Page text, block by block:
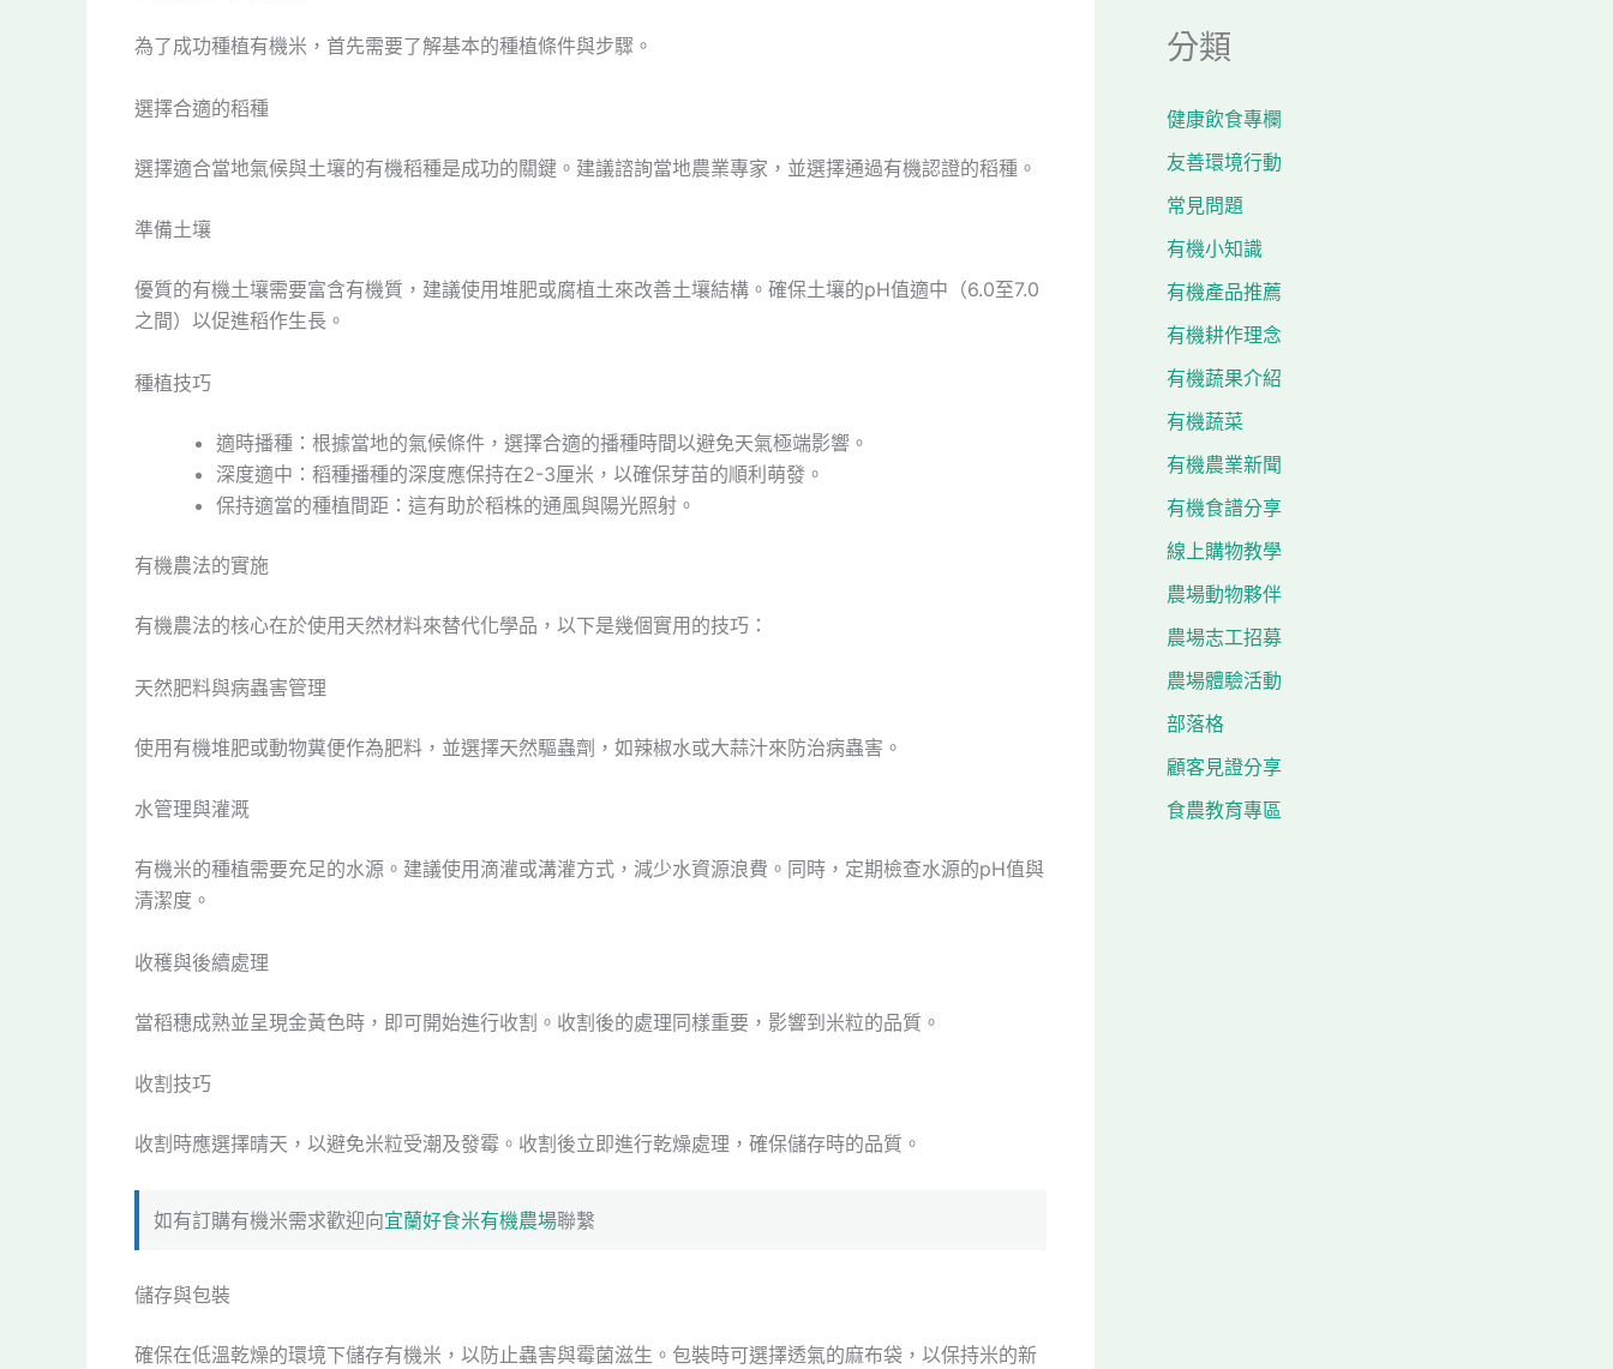
為了成功種植有機米，首先需要了解基本的種植條件與步驟。
選擇合適的稻種
選擇適合當地氣候與土壤的有機稻種是成功的關鍵。建議諮詢當地農業專家，並選擇通過有機認證的稻種。
準備土壤
優質的有機土壤需要富含有機質，建議使用堆肥或腐植土來改善土壤結構。確保土壤的pH值適中（6.0至7.0
之間）以促進稻作生長。
種植技巧
適時播種：根據當地的氣候條件，選擇合適的播種時間以避免天氣極端影響。
深度適中：稻種播種的深度應保持在2-3厘米，以確保芽苗的順利萌發。
保持適當的種植間距：這有助於稻株的通風與陽光照射。
有機農法的實施
有機農法的核心在於使用天然材料來替代化學品，以下是幾個實用的技巧：
天然肥料與病蟲害管理
使用有機堆肥或動物糞便作為肥料，並選擇天然驅蟲劑，如辣椒水或大蒜汁來防治病蟲害。
水管理與灌溉
有機米的種植需要充足的水源。建議使用滴灌或溝灌方式，減少水資源浪費。同時，定期檢查水源的pH值與
清潔度。
收穫與後續處理
當稻穗成熟並呈現金黃色時，即可開始進行收割。收割後的處理同樣重要，影響到米粒的品質。
收割技巧
收割時應選擇晴天，以避免米粒受潮及發霉。收割後立即進行乾燥處理，確保儲存時的品質。
如有訂購有機米需求歡迎向宜蘭好食米有機農場聯繫
儲存與包裝
確保在低溫乾燥的環境下儲存有機米，以防止蟲害與霉菌滋生。包裝時可選擇透氣的麻布袋，以保持米的新
分類
健康飲食專欄
友善環境行動
常見問題
有機小知識
有機產品推薦
有機耕作理念
有機蔬果介紹
有機蔬菜
有機農業新聞
有機食譜分享
線上購物教學
農場動物夥伴
農場志工招募
農場體驗活動
部落格
顧客見證分享
食農教育專區